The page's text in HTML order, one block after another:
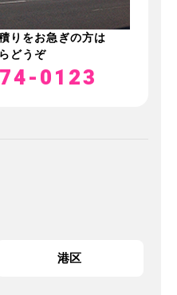
りをお急ぎの方は
どうぞ
0123
港区